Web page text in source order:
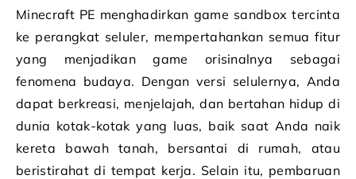
Minecraft PE menghadirkan game sandbox tercinta
ke perangkat seluler, mempertahankan semua fitur
yang menjadikan game orisinalnya sebagai
fenomena budaya. Dengan versi selulernya, Anda
dapat berkreasi, menjelajah, dan bertahan hidup di
dunia kotak-kotak yang luas, baik saat Anda naik
kereta bawah tanah, bersantai di rumah, atau
beristirahat di tempat kerja. Selain itu, pembaruan